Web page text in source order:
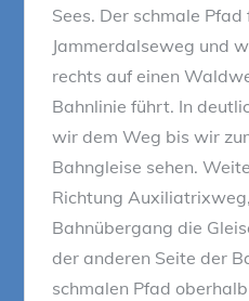
Sees. Der schmale
Jammerdalseweg und
rechts auf einen
Bahnlinie führt. In
wir dem Weg bis wir
Bahngleise sehen.
Richtung
Bahnübergang die
der anderen Seite der
schmalen Pfad